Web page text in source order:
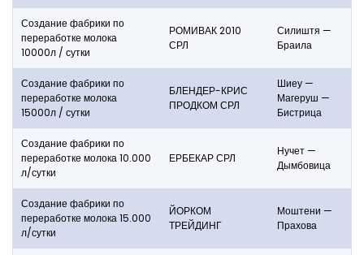
Создание фабрики по
переработке молока
10000л / сутки
РОМИВАК 2010
СРЛ
Силиштя —
Браила
Создание фабрики по
переработке молока
15000л / сутки
БЛЕНДЕР-КРИС
ПРОДКОМ СРЛ
Шиеу —
Магеруш —
Бистрица
Создание фабрики по
переработке молока 10.000
л/сутки
ЕРБЕКАР СРЛ
Нучет —
Дымбовица
Создание фабрики по
переработке молока 15.000
л/сутки
ЙОРКОМ
ТРЕЙДИНГ
Моштени —
Прахова